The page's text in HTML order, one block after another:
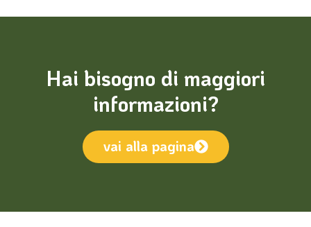
Hai bisogno di maggiori
informazioni?
vai alla pagina